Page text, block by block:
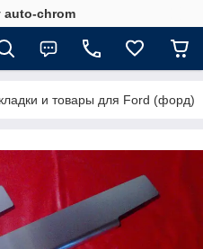
auto-chrom
и товары для Ford (форд)